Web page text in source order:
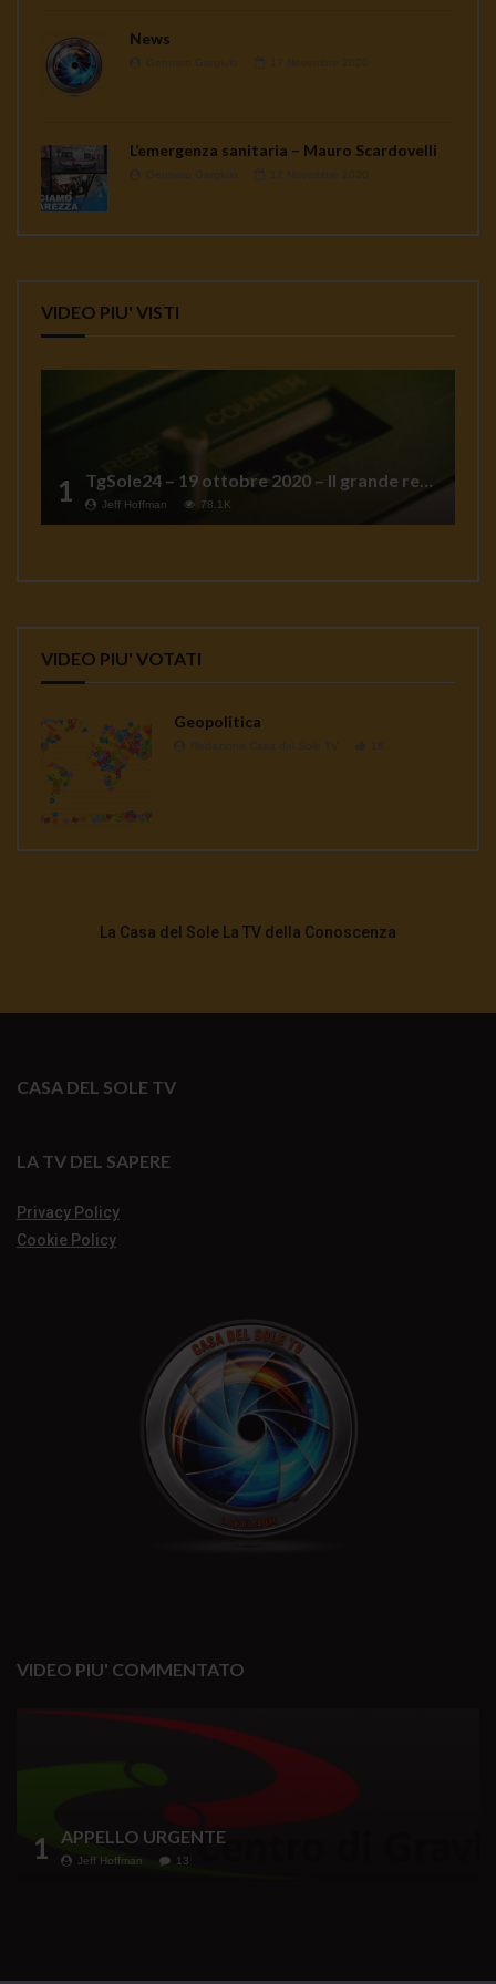
News
L’emergenza sanitaria – Mauro Scardovelli
VIDEO PIU' VISTI
1 TgSole24 – 19 ottobre 2020 – Il grande reset
Jeff Hoffman 78.1K
VIDEO PIU' VOTATI
Geopolitica
La Casa del Sole La TV della Conoscenza
CASA DEL SOLE TV
LA TV DEL SAPERE
Privacy Policy
Cookie Policy
VIDEO PIU' COMMENTATO
1 APPELLO URGENTE
Jeff Hoffman 13